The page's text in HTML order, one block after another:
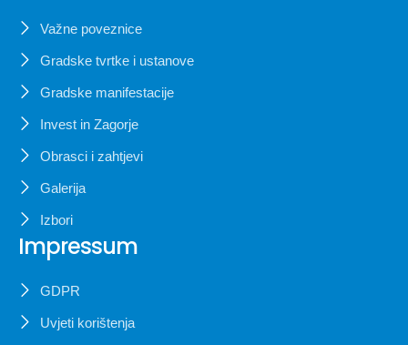
Važne poveznice
Gradske tvrtke i ustanove
Gradske manifestacije
Invest in Zagorje
Obrasci i zahtjevi
Galerija
Izbori
Impressum
GDPR
Uvjeti korištenja